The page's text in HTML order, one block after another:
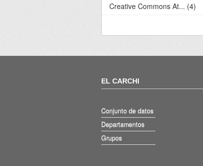
Creative Commons At... (4)
EL CARCHI
Conjunto de datos
Departamentos
Grupos